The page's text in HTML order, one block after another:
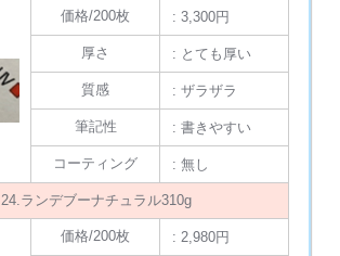
価格/200枚 : 3,300円
厚さ : とても厚い
質感 : ザラザラ
筆記性 : 書きやすい
コーティング : 無し
24.ランデブーナチュラル310g
価格/200枚 : 2,980円